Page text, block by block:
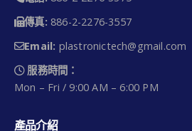
傳真: 886-2-2276-3557
Email: plastronictech@gmail.com
服務時間：
Mon – Fri / 9:00 AM – 6:00 PM
產品介紹